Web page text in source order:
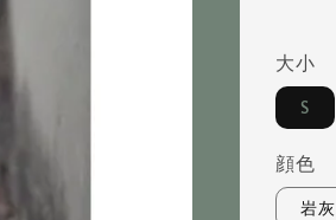
大小
S
顔色
岩灰